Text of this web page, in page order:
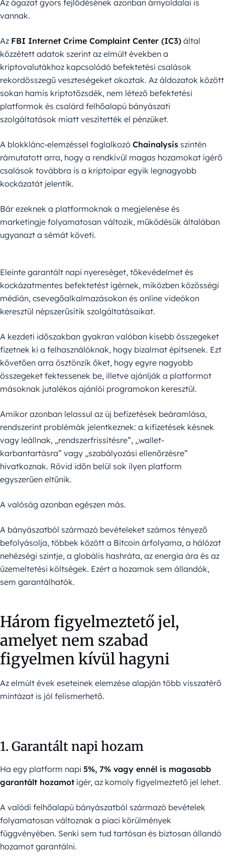
Az ágazat gyors fejlődésének azonban árnyoldalai is
vannak.
Az FBI Internet Crime Complaint Center (IC3) által
közzétett adatok szerint az elmúlt években a
kriptovalutákhoz kapcsolódó befektetési csalások
rekordösszegű veszteségeket okoztak. Az áldozatok között
sokan hamis kriptotőzsdék, nem létező befektetési
platformok és csalárd felhőalapú bányászati
szolgáltatások miatt veszítették el pénzüket.
A blokklánc-elemzéssel foglalkozó Chainalysis szintén
rámutatott arra, hogy a rendkívül magas hozamokat ígérő
csalások továbbra is a kriptoipar egyik legnagyobb
kockázatát jelentik.
Bár ezeknek a platformoknak a megjelenése és
marketingje folyamatosan változik, működésük általában
ugyanazt a sémát követi.
Eleinte garantált napi nyereséget, tőkevédelmet és
kockázatmentes befektetést ígérnek, miközben közösségi
médián, csevegőalkalmazásokon és online videókon
keresztül népszerűsítik szolgáltatásaikat.
A kezdeti időszakban gyakran valóban kisebb összegeket
fizetnek ki a felhasználóknak, hogy bizalmat építsenek. Ezt
követően arra ösztönzik őket, hogy egyre nagyobb
összegeket fektessenek be, illetve ajánlják a platformot
másoknak jutalékos ajánlói programokon keresztül.
Amikor azonban lelassul az új befizetések beáramlása,
rendszerint problémák jelentkeznek: a kifizetések késnek
vagy leállnak, „rendszerfrissítésre”, „wallet-
karbantartásra” vagy „szabályozási ellenőrzésre”
hivatkoznak. Rövid időn belül sok ilyen platform
egyszerűen eltűnik.
A valóság azonban egészen más.
A bányászatból származó bevételeket számos tényező
befolyásolja, többek között a Bitcoin árfolyama, a hálózat
nehézségi szintje, a globális hashráta, az energia ára és az
üzemeltetési költségek. Ezért a hozamok sem állandók,
sem garantálhatók.
Három figyelmeztető jel,
amelyet nem szabad
figyelmen kívül hagyni
Az elmúlt évek eseteinek elemzése alapján több visszatérő
mintázat is jól felismerhető.
1. Garantált napi hozam
Ha egy platform napi 5%, 7% vagy ennél is magasabb
garantált hozamot ígér, az komoly figyelmeztető jel lehet.
A valódi felhőalapú bányászatból származó bevételek
folyamatosan változnak a piaci körülmények
függvényében. Senki sem tud tartósan és biztosan állandó
hozamot garantálni.